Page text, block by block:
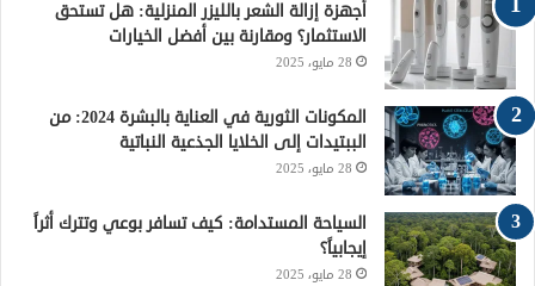
و
ك
ر
ي
ي
ت
ق
ا
ا
م
ق
أجهزة إزالة الشعر بالليزر المنزلية: هل تستحق
الاستثمار؟ ومقارنة بين أفضل الخيارات
28 مايو، 2025
المكونات الثورية في العناية بالبشرة 2024: من
الببتيدات إلى الخلايا الجذعية النباتية
28 مايو، 2025
السياحة المستدامة: كيف تسافر بوعي وتترك أثراً
إيجابياً؟
28 مايو، 2025